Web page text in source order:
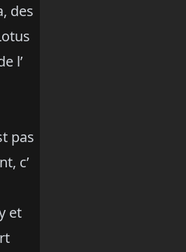
des
l’
pas
c’
et